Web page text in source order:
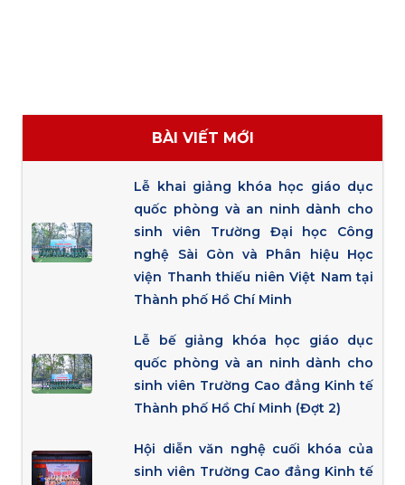
BÀI VIẾT MỚI
Lễ khai giảng khóa học giáo dục
quốc phòng và an ninh dành cho
sinh viên Trường Đại học Công
nghệ Sài Gòn và Phân hiệu Học
viện Thanh thiếu niên Việt Nam tại
Thành phố Hồ Chí Minh
Lễ bế giảng khóa học giáo dục
quốc phòng và an ninh dành cho
sinh viên Trường Cao đẳng Kinh tế
Thành phố Hồ Chí Minh (Đợt 2)
Hội diễn văn nghệ cuối khóa của
sinh viên Trường Cao đẳng Kinh tế